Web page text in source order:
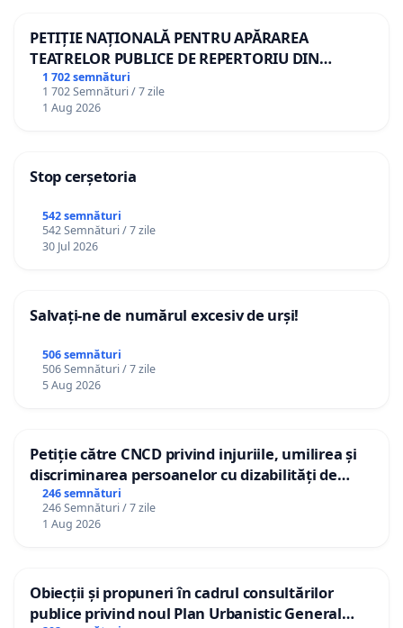
PETIȚIE NAȚIONALĂ PENTRU APĂRAREA
TEATRELOR PUBLICE DE REPERTORIU DIN
ROMÂNIA
1 702 semnături
1 702 Semnături / 7 zile
1 Aug 2026
Stop cerșetoria
542 semnături
542 Semnături / 7 zile
30 Jul 2026
Salvați-ne de numărul excesiv de urși!
506 semnături
506 Semnături / 7 zile
5 Aug 2026
Petiție către CNCD privind injuriile, umilirea și
discriminarea persoanelor cu dizabilități de
către utilizatorul TikTok „Gorici”
246 semnături
246 Semnături / 7 zile
1 Aug 2026
Obiecții și propuneri în cadrul consultărilor
publice privind noul Plan Urbanistic General